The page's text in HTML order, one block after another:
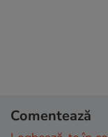
Comentează